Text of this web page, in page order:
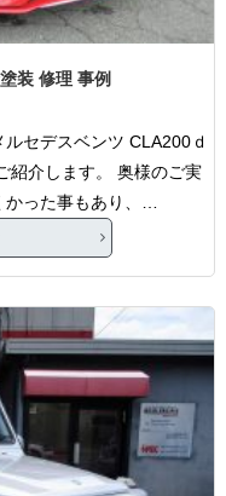
装 修理 事例
セデスベンツ CLA200ｄ
紹介します。 奥様のご実
った事もあり、…